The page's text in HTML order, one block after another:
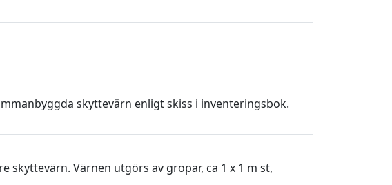
skyttevärn enligt skiss i inventeringsbok.
skyttevärn. Värnen utgörs av gropar, ca 1 x 1 m st,